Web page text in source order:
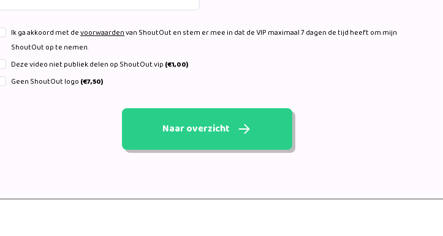
Ik ga akkoord met devoorwaardenvan ShoutOut en stem er mee in dat de VIP maximaal 7 dagen de tijd heeft om mijn
ShoutOut op te nemen.
Deze video niet publiek delen op ShoutOut.vip (€1,00)
Geen ShoutOut logo (€7,50)
Naar overzicht